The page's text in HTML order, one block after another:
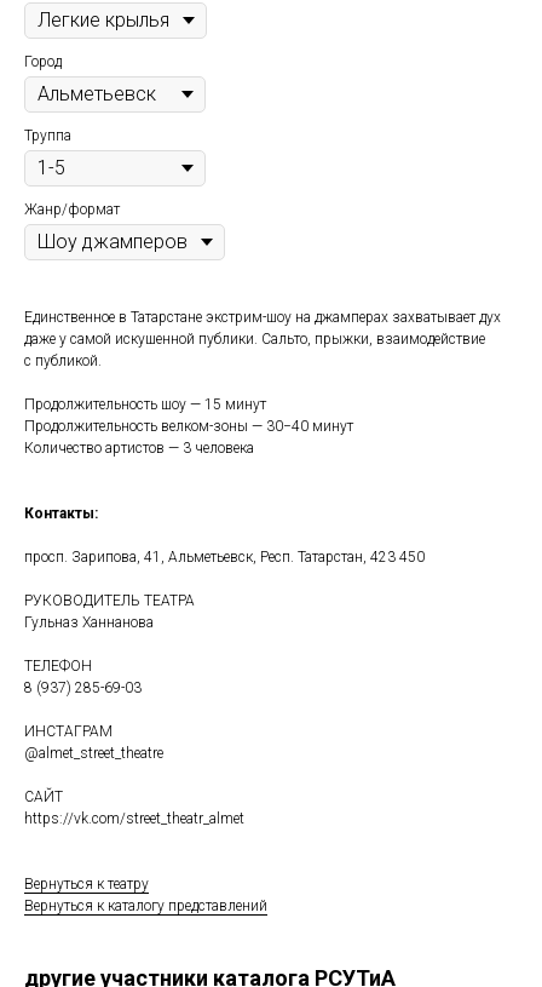
Город
Труппа
Жанр/формат
Единственное в Татарстане экстрим-шоу на джамперах захватывает дух
даже у самой искушенной публики. Сальто, прыжки, взаимодействие
с публикой.
Продолжительность шоу — 15 минут
Продолжительность велком-зоны — 30−40 минут
Количество артистов — 3 человека
Контакты:
просп. Зарипова, 41, Альметьевск, Респ. Татарстан, 423 450
РУКОВОДИТЕЛЬ ТЕАТРА
Гульназ Ханнанова
ТЕЛЕФОН
8 (937) 285-69-03
ИНСТАГРАМ
@almet_street_theatre
САЙТ
https://vk.com/street_theatr_almet
Вернуться к театру
Вернуться к каталогу представлений
другие участники каталога РСУТиА